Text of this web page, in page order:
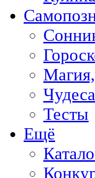
Тесты
Ещё